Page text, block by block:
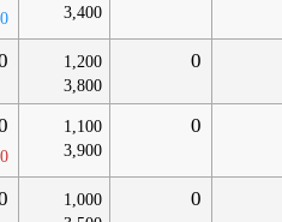
3,400
1,200
3,800
0
1,100
3,900
0
1,000
0